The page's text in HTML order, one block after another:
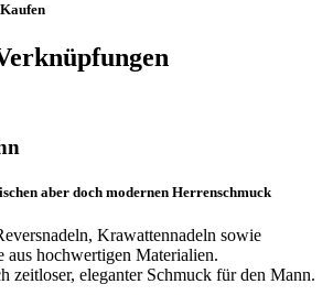
aber doch modernen Herrenschmuck
Krawattennadeln sowie
aus hochwertigen Materialien.
zeitloser, eleganter Schmuck für den Mann.